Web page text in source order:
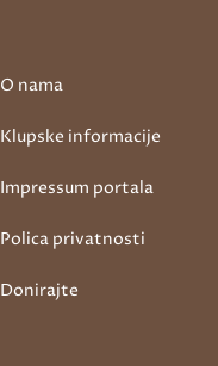
O nama
Klupske informacije
Impressum portala
Polica privatnosti
Donirajte